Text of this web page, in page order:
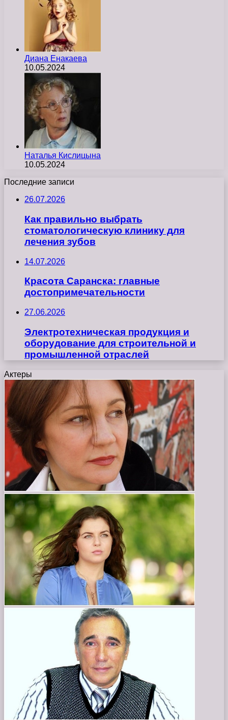
Диана Енакаева
10.05.2024
Наталья Кислицына
10.05.2024
Последние записи
26.07.2026
Как правильно выбрать
стоматологическую клинику для
лечения зубов
14.07.2026
Красота Саранска: главные
достопримечательности
27.06.2026
Электротехническая продукция и
оборудование для строительной и
промышленной отраслей
Актеры